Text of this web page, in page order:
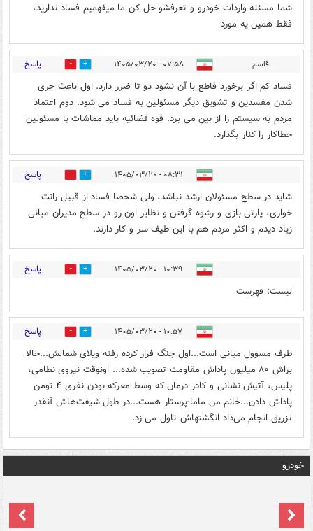
شما مسئله واردات خودرو و تعرفشو حل کن ما میفهمیم فساد ندارید،
فقط همین یه مورد
قاسم ۰۷:۵۸ - ۱۴۰۵/۰۳/۲۰ 1 پاسخ
فساد کم اگر برخورد قاطع با آن نشود دو تا ضرر دارد. اول باعث جری
شدن مفسدین و تشویق دیگر مسئولین به فساد می شود. دوم اعتماد
مردم به سیستم را از بین می برد. قوه قضائیه باید مماشات با مسئولین
خطاکار را کنار بگذارد.
۰۸:۳۱ - ۱۴۰۵/۰۳/۲۰ 1 پاسخ
شاید در سطح مسئولان ارشد نباشد، ولی شخصا فساد از قبیل رانت
خواری، پارتی بازی و رشوه گرفتن و نظایر اون رو در سطح مدیران میانی
زیاد دیدم و اکثر مردم هم با این طیف سر و کار دارند.
۱۰:۳۹ - ۱۴۰۵/۰۳/۲۰ 0 پاسخ
لیست: فهرست
۱۰:۵۷ - ۱۴۰۵/۰۳/۲۰ 1 پاسخ
طرف مسوول میانی است...اول جنگ فرار کرده رفته ویلای شمالش...حالا
براش ۸۰ میلیون پاداش مقاومت تصویب شده... اونوقت نیروی نظامی،
پلیس، آتیش نشانی و کادر درمان که وسط معرکه بودن نفری ۴ تومن
پاداش دادن...خانم من ماما-پرستار هست...در طول شیفت‌هاش آنقدر
تزریق انجام می‌داد انگشتهاش تاول می زد.
خودرو